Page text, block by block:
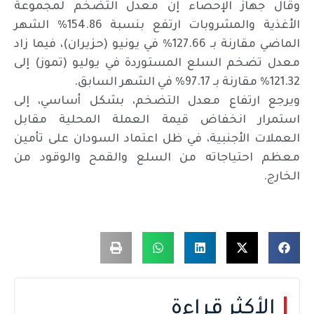
وقال جهاز الإحصاء إن معدل التضخم لمجموعة
الأغذية والمشروبات ارتفع بنسبة 154.86% الشهر
الماضي مقارنة بـ 127.66% في يونيو (حزيران)، فيما زاد
معدل تضخم السلع المستوردة في يوليو (تموز) إلى
121.32% مقارنة بـ 97.17% في الشهر السابق.
ويرجع ارتفاع معدل التضخم، بشكل أساسي، إلى
استمرار انخفاض قيمة العملة المحلية مقابل
العملات الأجنبية، في ظل اعتماد السودان على تأمين
معظم احتياجاته من السلع والقمح والوقود من
الخارج.